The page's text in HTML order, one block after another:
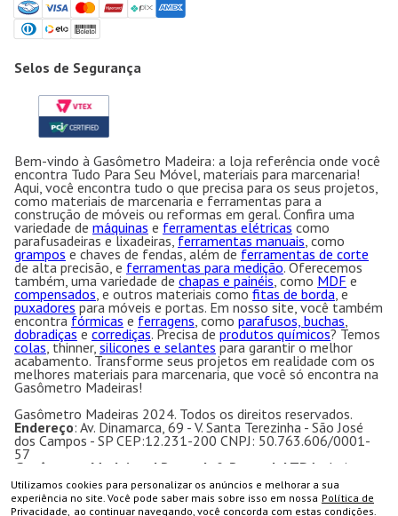
Utilizamos cookies para personalizar os anúncios e melhorar a sua
experiência no site. Você pode saber mais sobre isso em nossa Política de
Privacidade, ao continuar navegando, você concorda com estas condições.
Selos de Segurança
Bem-vindo à Gasômetro Madeira: a loja referência onde você
encontra Tudo Para Seu Móvel, materiais para marcenaria!
Aqui, você encontra tudo o que precisa para os seus projetos,
como materiais de marcenaria e ferramentas para a
construção de móveis ou reformas em geral. Confira uma
variedade de máquinas e ferramentas elétricas como
parafusadeiras e lixadeiras, ferramentas manuais, como
grampos e chaves de fendas, além de ferramentas de corte
de alta precisão, e ferramentas para medição. Oferecemos
também, uma variedade de chapas e painéis, como MDF e
compensados, e outros materiais como fitas de borda, e
puxadores para móveis e portas. Em nosso site, você também
encontra fórmicas e ferragens, como parafusos, buchas,
dobradiças e corrediças. Precisa de produtos químicos? Temos
colas, thinner, silicones e selantes para garantir o melhor
acabamento. Transforme seus projetos em realidade com os
melhores materiais para marcenaria, que você só encontra na
Gasômetro Madeiras!
Gasômetro Madeiras 2024. Todos os direitos reservados.
Endereço: Av. Dinamarca, 69 - V. Santa Terezinha - São José
dos Campos - SP CEP:12.231-200 CNPJ: 50.763.606/0001-
57
Gasômetro Madeiras | Ramuth & Ramuth LTDA - Loja
especializada em máquinas para marcenaria, acessórios e
ferragens para móveis.
Equipamentos e ferramentas para marcenaria com ótimos